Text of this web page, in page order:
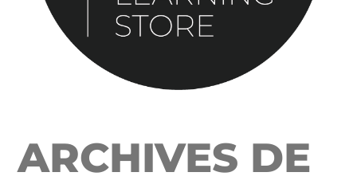
ARCHIVES DE